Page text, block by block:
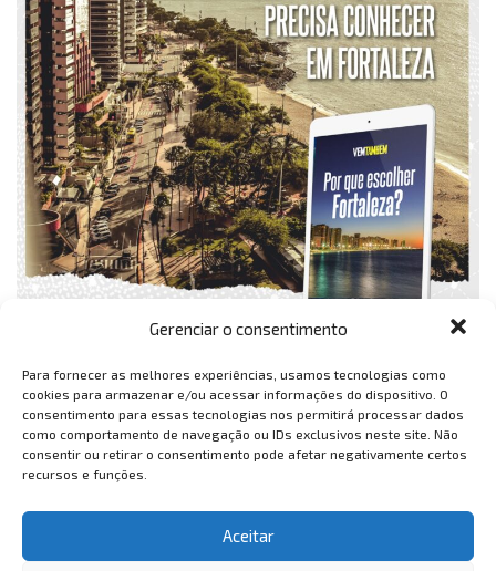
Gerenciar o consentimento
Para fornecer as melhores experiências, usamos tecnologias como
cookies para armazenar e/ou acessar informações do dispositivo. O
consentimento para essas tecnologias nos permitirá processar dados
como comportamento de navegação ou IDs exclusivos neste site. Não
consentir ou retirar o consentimento pode afetar negativamente certos
recursos e funções.
Aceitar